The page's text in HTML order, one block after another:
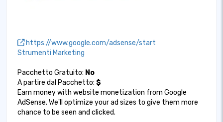
https://www.google.com/adsense/start
Strumenti Marketing
Pacchetto Gratuito: No
A partire dal Pacchetto: $
Earn money with website monetization from Google
AdSense. We'll optimize your ad sizes to give them more
chance to be seen and clicked.